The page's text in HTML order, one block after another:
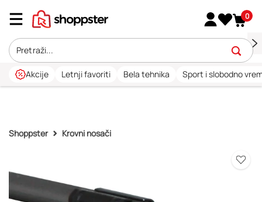
0
Akcije Letnji favoriti Bela tehnika Sport i slobodno
Shoppster Krovni nosači